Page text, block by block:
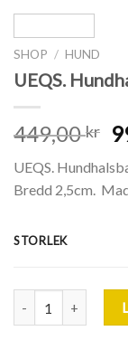
SHOP / HUND
UEQS.
449,00kr
UEQS.
Bredd 2,5cm.
STORLEK
UEQS.